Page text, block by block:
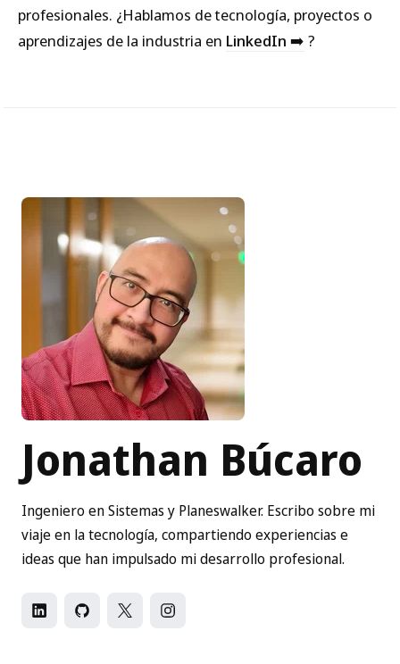
profesionales. ¿Hablamos de tecnología, proyectos o
aprendizajes de la industria en LinkedIn ➡️ ?
Jonathan Búcaro
Ingeniero en Sistemas y Planeswalker. Escribo sobre mi
viaje en la tecnología, compartiendo experiencias e
ideas que han impulsado mi desarrollo profesional.